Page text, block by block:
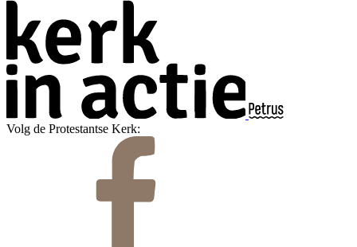
Volg de Protestantse Kerk: